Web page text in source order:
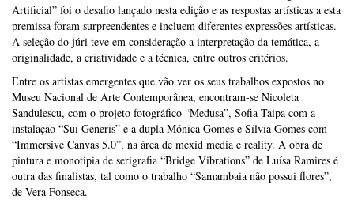
Artificial” foi o desafio lançado nesta edição e as respostas artísticas a esta
premissa foram surpreendentes e incluem diferentes expressões artísticas.
A seleção do júri teve em consideração a interpretação da temática, a
originalidade, a criatividade e a técnica, entre outros critérios.
Entre os artistas emergentes que vão ver os seus trabalhos expostos no
Museu Nacional de Arte Contemporânea, encontram-se Nicoleta
Sandulescu, com o projeto fotográfico “Medusa”, Sofia Taipa com a
instalação “Sui Generis” e a dupla Mónica Gomes e Sílvia Gomes com
“Immersive Canvas 5.0”, na área de mexid media e reality. A obra de
pintura e monotipia de serigrafia “Bridge Vibrations” de Luísa Ramires é
outra das finalistas, tal como o trabalho “Samambaia não possui flores”,
de Vera Fonseca.